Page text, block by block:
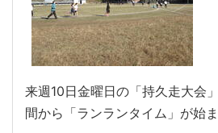
来週10日金曜日の「持久走大会
間から「ランランタイム」が始ま